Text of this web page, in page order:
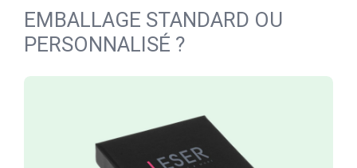
EMBALLAGE STANDARD OU
PERSONNALISÉ ?